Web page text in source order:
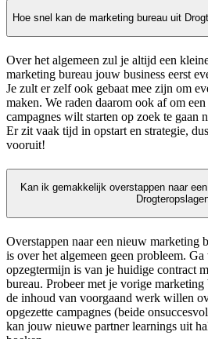
Hoe snel kan de marketing bureau uit
Over het algemeen zul je altijd een
marketing bureau jouw business eerst
Je zult er zelf ook gebaat mee zijn om
maken. We raden daarom ook af om
campagnes wilt starten op zoek te gaan
Er zit vaak tijd in opstart en strategie,
vooruit!
Kan ik gemakkelijk overstappen naar
Overstappen naar een nieuw marketing
is over het algemeen geen probleem.
opzegtermijn is van je huidige contract
bureau. Probeer met je vorige
de inhoud van voorgaand werk willen
opgezette campagnes (beide
kan jouw nieuwe partner learnings uit